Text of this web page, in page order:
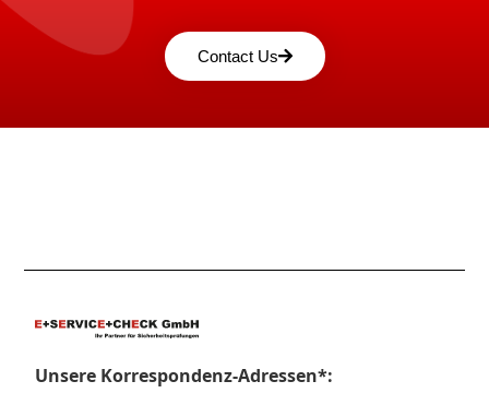
Contact Us
Unsere Korrespondenz-Adressen*: